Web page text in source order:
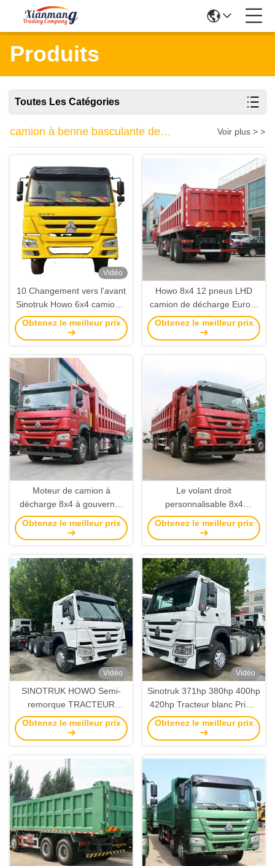
Produits
Toutes Les Catégories
camion à benne basculante de
sinotruk
Voir plus > >
Vidéo
10 Changement vers l'avant
Sinotruk Howo 6x4 camion à
décharge à main gauche
avec support vidéo
Obtenez le meilleur prix
Howo 8x4 12 pneus LHD
camion de décharge Euro II
Émission standard 380HP
personnalisable à droite
Obtenez le meilleur prix
Moteur de camion à
décharge 8x4 à gouvernail
droit personnalisable modèle
Wd615.47 avec transmission
d'émission Euro II
Obtenez le meilleur prix
Le volant droit
personnalisable 8x4
Sinotruck Howo Dump Truck
Avec 380 ch et 8,2 mètres
chargement Zz3317n4667e1
Obtenez le meilleur prix
Vidéo
SINOTRUK HOWO Semi-
remorque TRACTEUR
TROCHE avec climatiseur
60-70 TONS 371HP 380HP
moteur SINOTRUCK
Obtenez le meilleur prix
Vidéo
Sinotruk 371hp 380hp 400hp
420hp Tracteur blanc Prime
Mover Truck 6x4 10 roues
Rhd et Lhd sont pneus 12
Obtenez le meilleur prix